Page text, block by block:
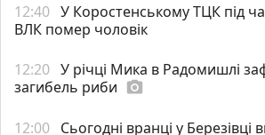
12:40 У Коростенському ТЦК під
ВЛК помер чоловік
12:20 У річці Мика в Радомишлі
загибель риби photo_camera
12:00 Сьогодні вранці у Березівці